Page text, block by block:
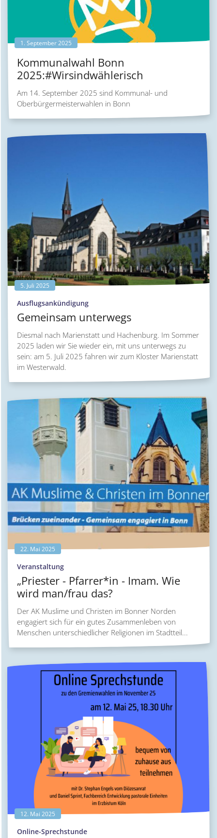
Kommunalwahl Bonn
2025:#Wirsindwählerisch
1. September 2025
Am 14. September 2025 sind Kommunal- und
Oberbürgermeisterwahlen in Bonn
Ausflugsankündigung:
Gemeinsam unterwegs
5. Juli 2025
Diesmal nach Marienstatt und Hachenburg. Im Sommer
2025 laden wir Sie wieder ein, mit uns unterwegs zu
sein: am 5. Juli 2025 fahren wir zum Kloster Marienstatt
im Westerwald.
Veranstaltung:
„Priester - Pfarrer*in - Imam. Wie
wird man/frau das?
22. Mai 2025
Der AK Muslime und Christen im Bonner Norden
engagiert sich für ein gutes Zusammenleben von
Menschen unterschiedlicher Religionen im Stadtteil...
Online-Sprechstunde:
12. Mai 2025